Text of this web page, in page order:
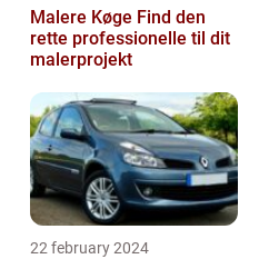
Malere Køge Find den
rette professionelle til dit
malerprojekt
22 february 2024